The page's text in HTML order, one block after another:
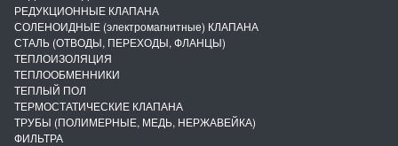
РЕДУКЦИОННЫЕ КЛАПАНА
СОЛЕНОИДНЫЕ (электромагнитные) КЛАПАНА
СТАЛЬ (ОТВОДЫ, ПЕРЕХОДЫ, ФЛАНЦЫ)
ТЕПЛОИЗОЛЯЦИЯ
ТЕПЛООБМЕННИКИ
ТЕПЛЫЙ ПОЛ
ТЕРМОСТАТИЧЕСКИЕ КЛАПАНА
ТРУБЫ (ПОЛИМЕРНЫЕ, МЕДЬ, НЕРЖАВЕЙКА)
ФИЛЬТРА